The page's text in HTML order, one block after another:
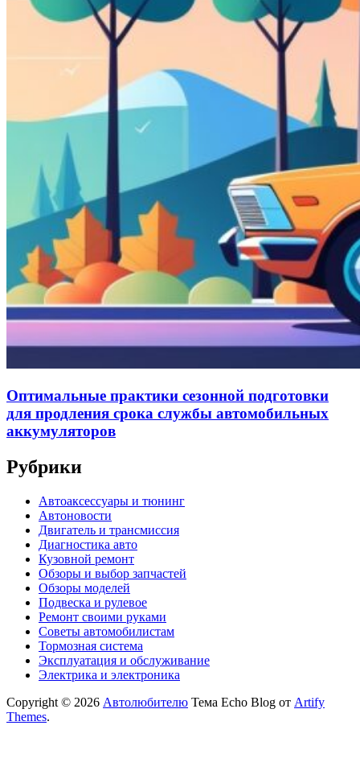
Оптимальные практики сезонной подготовки
для продления срока службы автомобильных
аккумуляторов
Рубрики
Автоаксессуары и тюнинг
Автоновости
Двигатель и трансмиссия
Диагностика авто
Кузовной ремонт
Обзоры и выбор запчастей
Обзоры моделей
Подвеска и рулевое
Ремонт своими руками
Советы автомобилистам
Тормозная система
Эксплуатация и обслуживание
Электрика и электроника
Copyright © 2026 Автолюбителю Тема Echo Blog от Artify
Themes.